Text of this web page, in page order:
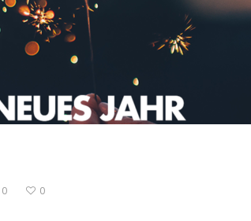
0 0